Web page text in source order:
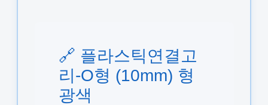
🔗 플라스틱연결고
리-O형 (10mm) 형
광색